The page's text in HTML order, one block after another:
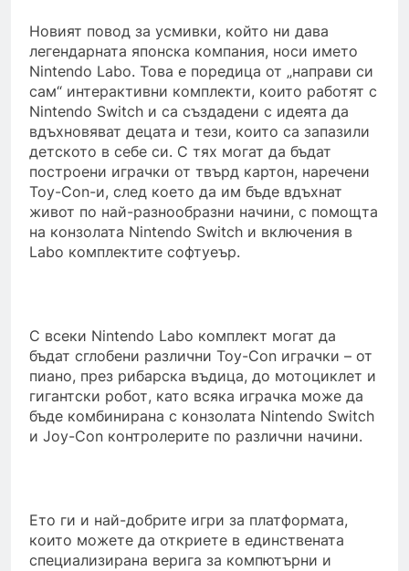
Новият повод за усмивки, който ни дава
легендарната японска компания, носи името
Nintendo Labo. Това e поредица от „направи си
сам“ интерактивни комплекти, които работят с
Nintendo Switch и са създадени с идеята да
вдъхновяват децата и тези, които са запазили
детското в себе си. С тях могат да бъдат
построени играчки от твърд картон, наречени
Toy-Con-и, след което да им бъде вдъхнат
живот по най-разнообразни начини, с помощта
на конзолата Nintendo Switch и включения в
Labo комплектите софтуеър.
С всеки Nintendo Labo комплект могат да
бъдат сглобени различни Toy-Con играчки – от
пиано, през рибарска въдица, до мотоциклет и
гигантски робот, като всяка играчка може да
бъде комбинирана с конзолата Nintendo Switch
и Joy-Con контролерите по различни начини.
Ето ги и най-добрите игри за платформата,
които можете да откриете в единствената
специализирана верига за компютърни и